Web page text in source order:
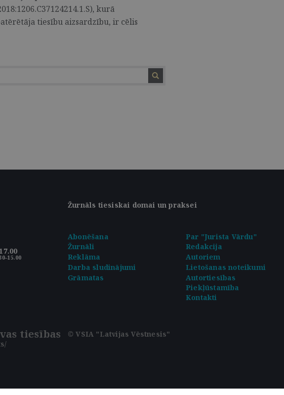
kurā
tiesību aizsardzību, ir cēlis
Žurnāls tiesiskai domai un praksei
Abonēšana
Par "Jurista Vārdu"
Žurnāli
Redakcija
Reklāma
Autoriem
Darba sludinājumi
Lietošanas noteikumi
Grāmatas
Autortiesības
Piekļūstamība
Kontakti
tiesības © VSIA "Latvijas Vēstnesis"